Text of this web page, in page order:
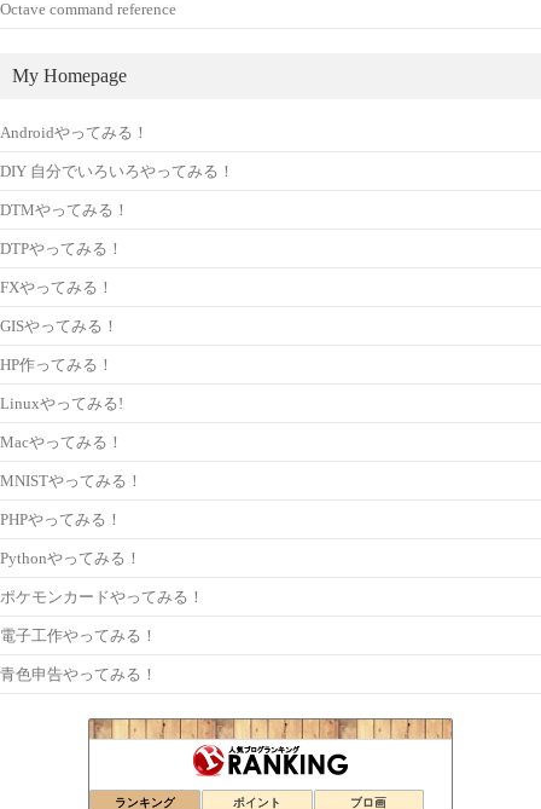
Octave command reference
My Homepage
Androidやってみる！
DIY 自分でいろいろやってみる！
DTMやってみる！
DTPやってみる！
FXやってみる！
GISやってみる！
HP作ってみる！
Linuxやってみる!
Macやってみる！
MNISTやってみる！
PHPやってみる！
Pythonやってみる！
ポケモンカードやってみる！
電子工作やってみる！
青色申告やってみる！
ランキング ポイント ブロ画